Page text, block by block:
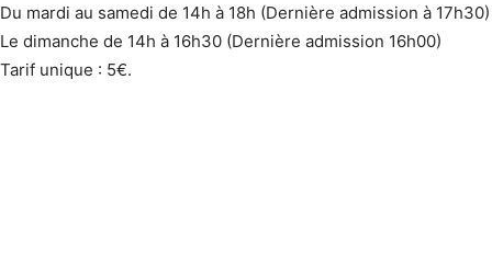
Du mardi au samedi de 14h à 18h (Dernière admission à 17h30)
Le dimanche de 14h à 16h30 (Dernière admission 16h00)
Tarif unique : 5€.